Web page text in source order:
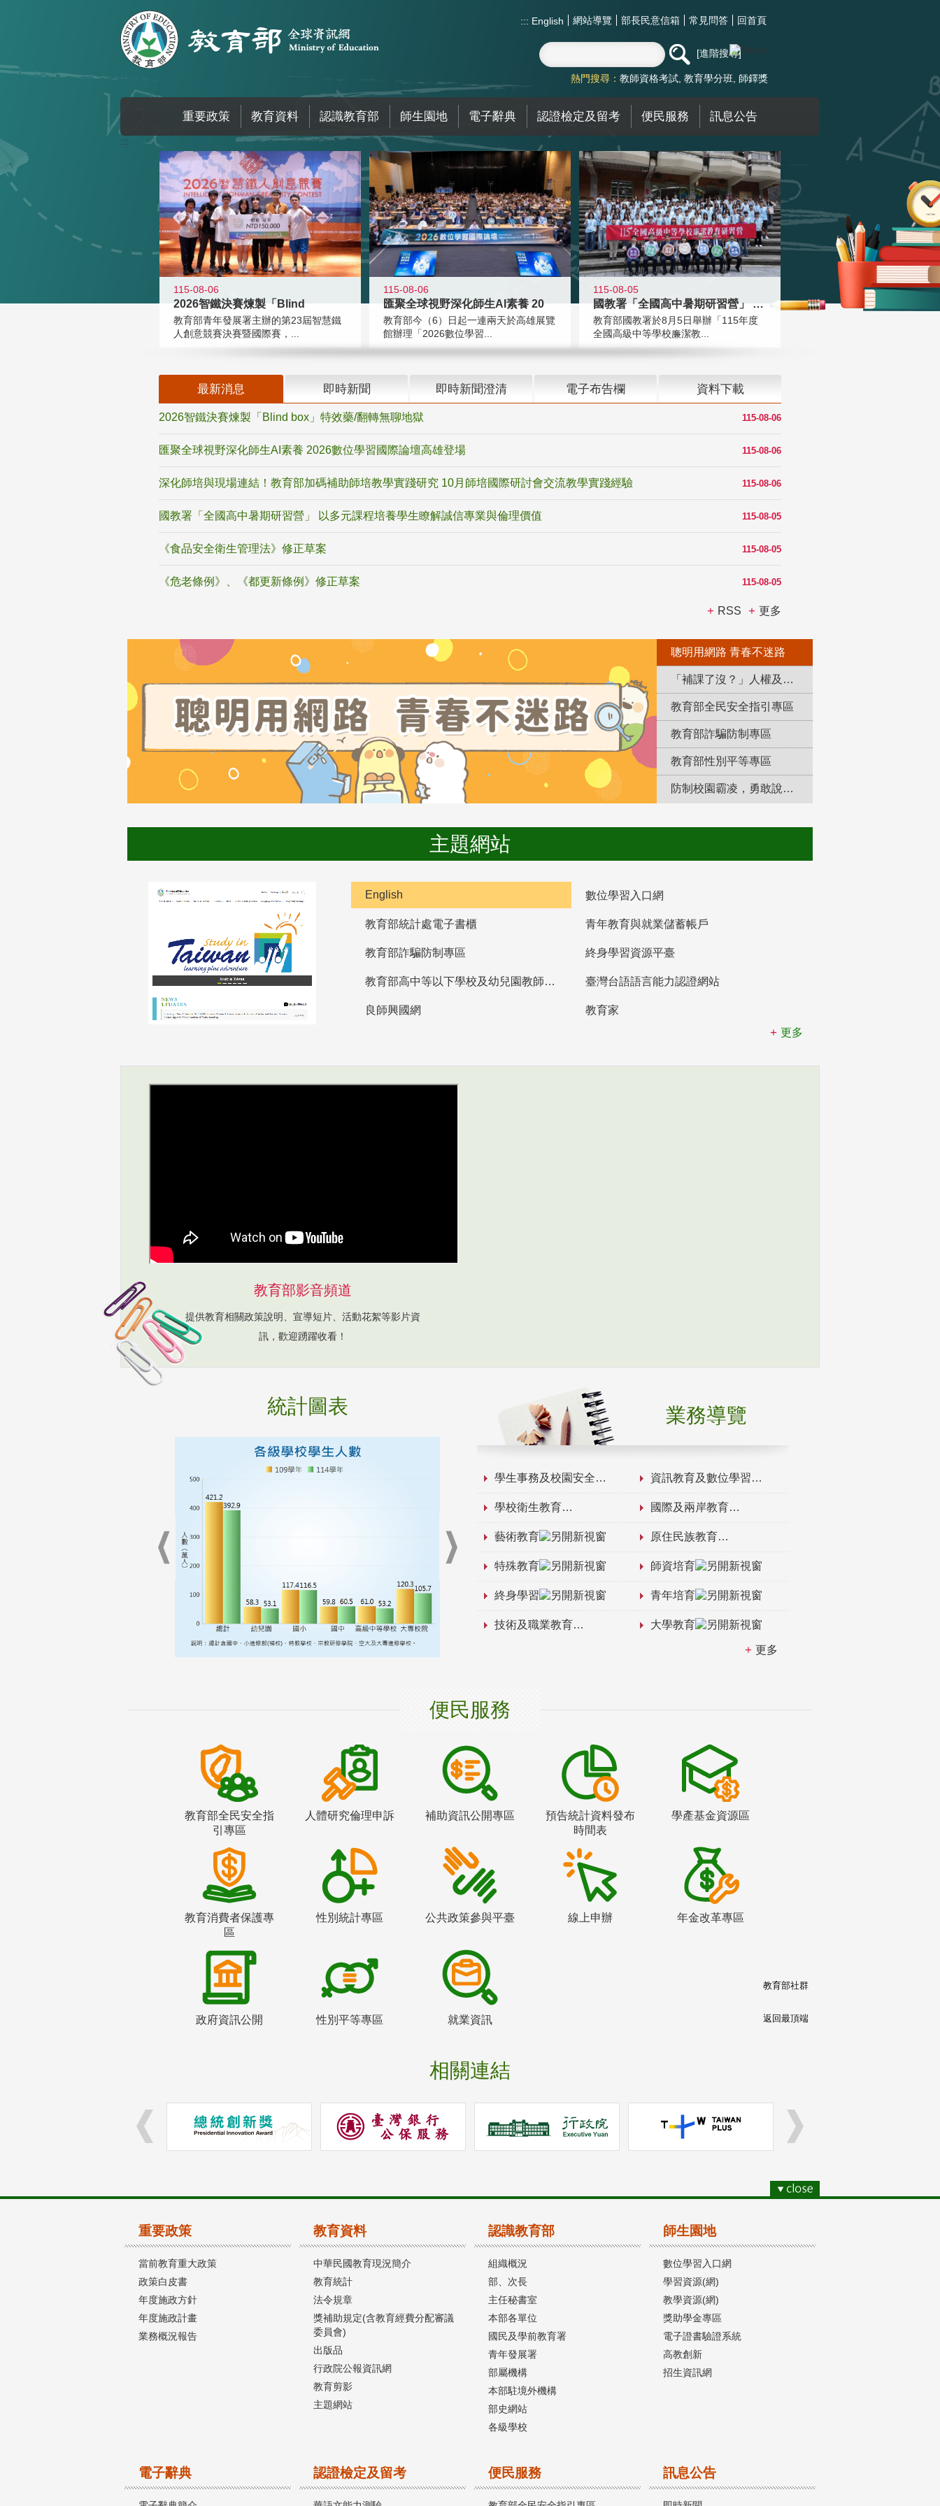
::: English 網站導覽 部長民意信箱 常見問答 回首頁
進階搜尋
熱門搜尋： 教師資格考試 教育學分班 師鐸獎
重要政策 教育資料 認識教育部 師生園地 電子辭典 認證檢定及留考 便民服務 訊息公告
:::
115-08-06
2026智鐵決賽煉製「Blind
教育部青年發展署主辦的第23屆智慧鐵
人創意競賽決賽暨國際賽，...
115-08-06
匯聚全球視野深化師生AI素養 20
教育部今（6）日起一連兩天於高雄展覽
館辦理「2026數位學習...
115-08-05
國教署「全國高中暑期研習營」 以多
教育部國教署於8月5日舉辦「115年度
全國高級中等學校廉潔教...
最新消息 即時新聞 即時新聞澄清 電子布告欄 資料下載
115-08-06
2026智鐵決賽煉製「Blind box」特效藥/翻轉無聊地獄
115-08-06
匯聚全球視野深化師生AI素養 2026數位學習國際論壇高雄登場
115-08-06
深化師培與現場連結！教育部加碼補助師培教學實踐研究 10月師培國際研討會交流教學實踐經驗
115-08-05
國教署「全國高中暑期研習營」 以多元課程培養學生瞭解誠信專業與倫理價值
115-08-05
《食品安全衛生管理法》修正草案
115-08-05
《危老條例》、《都更新條例》修正草案
RSS 更多
聰明用網路 青春不迷路
「補課了沒？」人權及轉型正義教育專區
教育部全民安全指引專區
教育部詐騙防制專區
教育部性別平等專區
防制校園霸凌，勇敢說出來！
主題網站
English 數位學習入口網
教育部統計處電子書櫃 青年教育與就業儲蓄帳戶
教育部詐騙防制專區 終身學習資源平臺
教育部高中等以下學校及幼兒園教師資格檢定考試 臺灣台語語言能力認證網站
良師興國網
教育家
更多
教育部影音頻道
提供教育相關政策說明、宣導短片、活動花絮等影片資
訊，歡迎踴躍收看！
統計圖表 業務導覽
學生事務及校園安全 資訊教育及數位學習
學校衛生教育 國際及兩岸教育
藝術教育 原住民族教育
特殊教育 師資培育
終身學習 青年培育
技術及職業教育 大學教育
更多
便民服務
教育部全民安全指
引專區
人體研究倫理申訴 補助資訊公開專區
預告統計資料發布
時間表
學產基金資源區
教育消費者保護專
區
性別統計專區 公共政策參與平臺 線上申辦 年金改革專區
政府資訊公開 性別平等專區 就業資訊
相關連結
教育部社群
返回最頂端
重要政策
當前教育重大政策
政策白皮書
年度施政方針
年度施政計畫
業務概況報告
教育資料
中華民國教育現況簡介
教育統計
法令規章
獎補助規定(含教育經費分配審議
委員會)
出版品
行政院公報資訊網
教育剪影
主題網站
認識教育部
組織概況
部、次長
主任秘書室
本部各單位
國民及學前教育署
青年發展署
部屬機構
本部駐境外機構
部史網站
各級學校
師生園地
數位學習入口網
學習資源(網)
教學資源(網)
獎助學金專區
電子證書驗證系統
高教創新
招生資訊網
電子辭典 認證檢定及留考 便民服務 訊息公告